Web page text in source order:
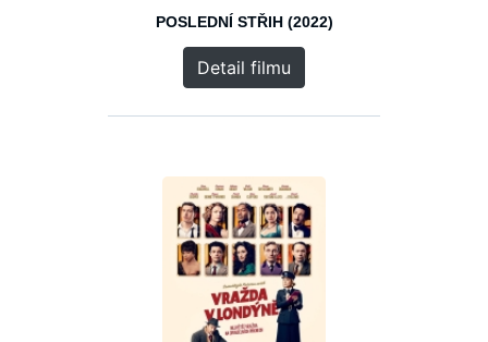
POSLEDNÍ STŘIH (2022)
Detail filmu